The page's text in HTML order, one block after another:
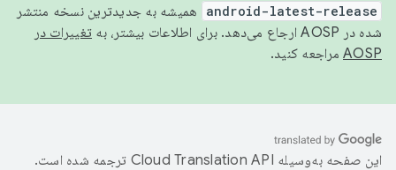
android-latest-release
همیشه به جدیدترین نسخه منتشر
شده در AOSP ارجاع می‌دهد. برای اطلاعات بیشتر، به
تغییرات در
AOSP مراجعه کنید.
این صفحه به‌وسیله ترجمه شده است.